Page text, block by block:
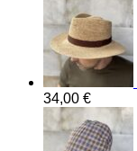
34,00 €